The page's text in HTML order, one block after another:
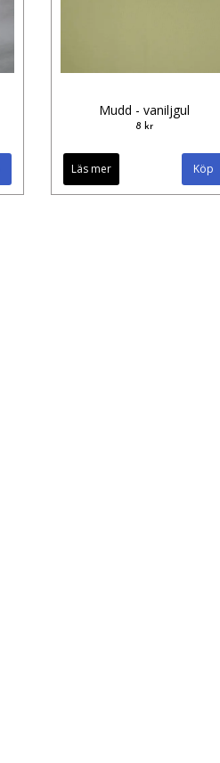
Mudd - vaniljgul
8 kr
Läs mer